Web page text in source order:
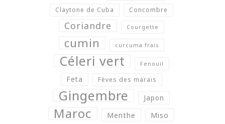
Claytone de Cuba
Concombre
Coriandre Courgette
cumin curcuma frais
Céleri vert Fenouil
Feta Fèves des marais
Gingembre Japon
Maroc Menthe Miso